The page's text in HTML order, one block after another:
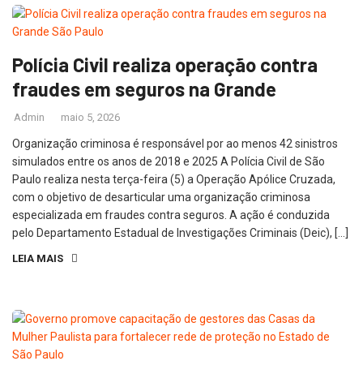
Polícia Civil realiza operação contra
fraudes em seguros na Grande
Admin maio 5, 2026
Organização criminosa é responsável por ao menos 42 sinistros
simulados entre os anos de 2018 e 2025 A Polícia Civil de São
Paulo realiza nesta terça-feira (5) a Operação Apólice Cruzada,
com o objetivo de desarticular uma organização criminosa
especializada em fraudes contra seguros. A ação é conduzida
pelo Departamento Estadual de Investigações Criminais (Deic), […]
LEIA MAIS